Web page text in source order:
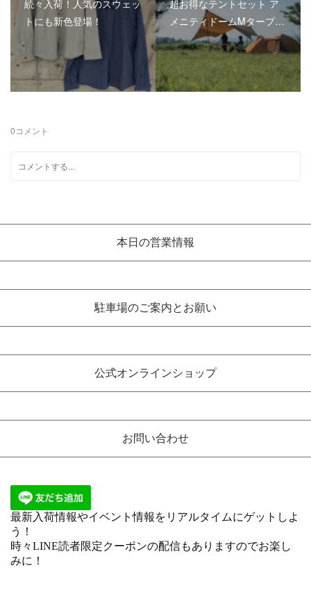
続々入荷！人気のスウェッ
トにも新色登場！
超お得なテントセット ア
メニティドームMタープ…
0コメント
本日の営業情報
駐車場のご案内とお願い
公式オンラインショップ
お問い合わせ